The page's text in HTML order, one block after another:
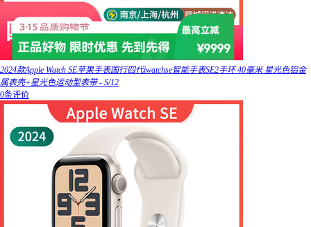
2024款Apple Watch SE苹果手表国行四代iwatchse智能手表SE2手环 40毫米 星光色铝金
属表壳+星光色运动型表带 - S/12
0条评价